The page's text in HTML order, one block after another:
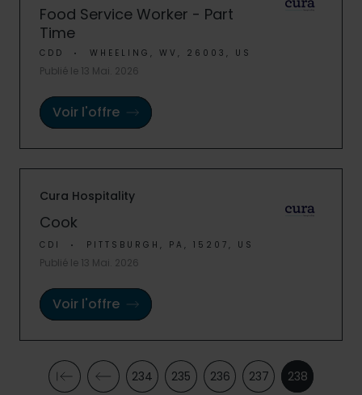
Food Service Worker - Part
Time
CDD WHEELING, WV, 26003, US
Publié le 13 Mai. 2026
Voir l'offre
Cura Hospitality
Cook
CDI PITTSBURGH, PA, 15207, US
Publié le 13 Mai. 2026
Voir l'offre
Pagination
PremièrePage
Page
234
Page
235
Page
236
Page
237
Page
238